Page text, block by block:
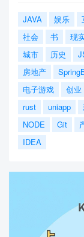
JAVA 娱乐
社会
书 现
城市
历史
房地产
电子游戏
创业
rust
uniapp
NODE
Git
IDEA